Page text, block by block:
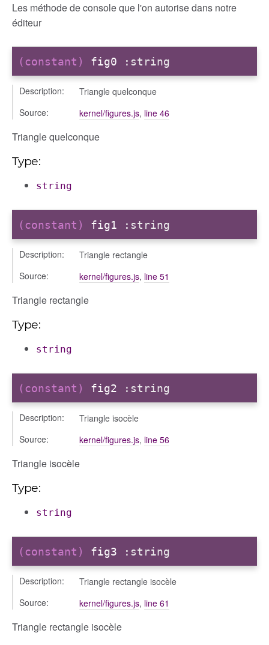
Les méthode de console que l'on autorise dans notre
éditeur
(constant) fig0 :string
Description:
Triangle quelconque
Source:
kernel/figures.js, line 46
Triangle quelconque
Type:
string
(constant) fig1 :string
Description:
Triangle rectangle
Source:
kernel/figures.js, line 51
Triangle rectangle
Type:
string
(constant) fig2 :string
Description:
Triangle isocèle
Source:
kernel/figures.js, line 56
Triangle isocèle
Type:
string
(constant) fig3 :string
Description:
Triangle rectangle isocèle
Source:
kernel/figures.js, line 61
Triangle rectangle isocèle